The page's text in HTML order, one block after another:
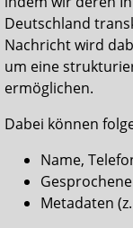
Deutschland
Nachricht wird
um eine
ermöglichen.
Dabei können
Name,
Metadaten